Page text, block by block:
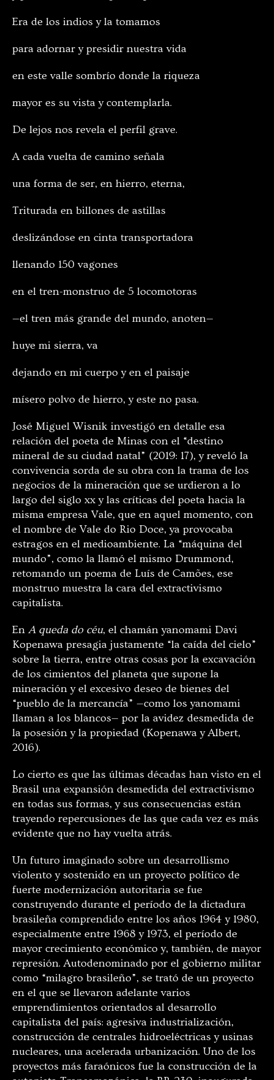
Era de los indios y la tomamos
para adornar y presidir nuestra vida
en este valle sombrío donde la riqueza
mayor es su vista y contemplarla.
De lejos nos revela el perfil grave.
A cada vuelta de camino señala
una forma de ser, en hierro, eterna,
Triturada en billones de astillas
deslizándose en cinta transportadora
llenando 150 vagones
en el tren-monstruo de 5 locomotoras
—el tren más grande del mundo, anoten—
huye mi sierra, va
dejando en mi cuerpo y en el paisaje
mísero polvo de hierro, y este no pasa.
José Miguel Wisnik investigó en detalle esa
relación del poeta de Minas con el “destino
mineral de su ciudad natal” (2019: 17), y reveló la
convivencia sorda de su obra con la trama de los
negocios de la mineración que se urdieron a lo
largo del siglo xx y las críticas del poeta hacia la
misma empresa Vale, que en aquel momento, con
el nombre de Vale do Rio Doce, ya provocaba
estragos en el medioambiente. La “máquina del
mundo”, como la llamó el mismo Drummond,
retomando un poema de Luís de Camões, ese
monstruo muestra la cara del extractivismo
capitalista.
En A queda do céu, el chamán yanomami Davi
Kopenawa presagia justamente “la caída del cielo”
sobre la tierra, entre otras cosas por la excavación
de los cimientos del planeta que supone la
mineración y el excesivo deseo de bienes del
“pueblo de la mercancía” —como los yanomami
llaman a los blancos— por la avidez desmedida de
la posesión y la propiedad (Kopenawa y Albert,
2016).
Lo cierto es que las últimas décadas han visto en el
Brasil una expansión desmedida del extractivismo
en todas sus formas, y sus consecuencias están
trayendo repercusiones de las que cada vez es más
evidente que no hay vuelta atrás.
Un futuro imaginado sobre un desarrollismo
violento y sostenido en un proyecto político de
fuerte modernización autoritaria se fue
construyendo durante el período de la dictadura
brasileña comprendido entre los años 1964 y 1980,
especialmente entre 1968 y 1973, el período de
mayor crecimiento económico y, también, de mayor
represión. Autodenominado por el gobierno militar
como “milagro brasileño”, se trató de un proyecto
en el que se llevaron adelante varios
emprendimientos orientados al desarrollo
capitalista del país: agresiva industrialización,
construcción de centrales hidroeléctricas y usinas
nucleares, una acelerada urbanización. Uno de los
proyectos más faraónicos fue la construcción de la